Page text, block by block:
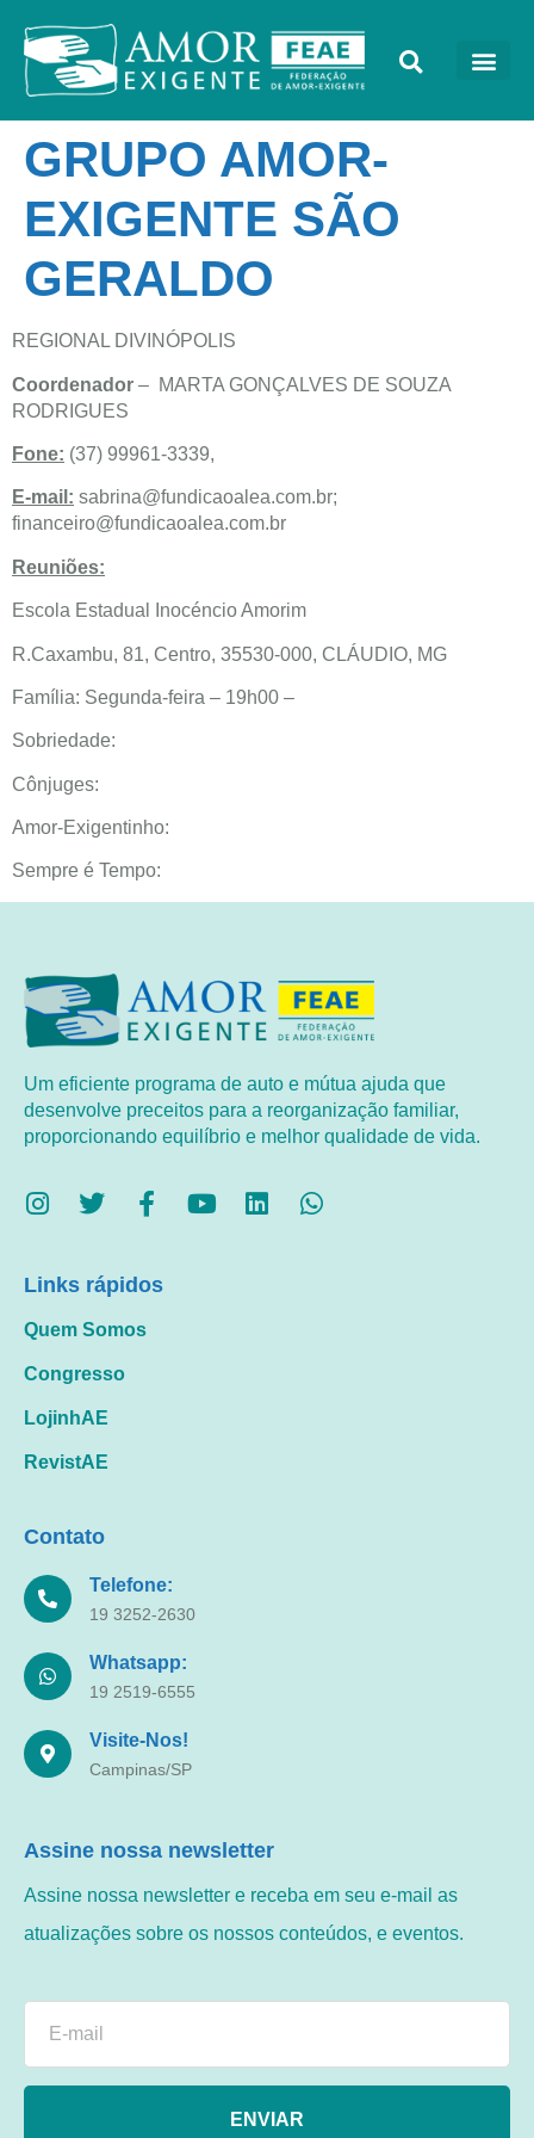
GRUPO AMOR-
EXIGENTE SÃO
GERALDO
REGIONAL DIVINÓPOLIS
Coordenador – MARTA GONÇALVES DE SOUZA
RODRIGUES
Fone: (37) 99961-3339,
E-mail: sabrina@fundicaoalea.com.br;
financeiro@fundicaoalea.com.br
Reuniões:
Escola Estadual Inocéncio Amorim
R.Caxambu, 81, Centro, 35530-000, CLÁUDIO, MG
Família: Segunda-feira – 19h00 –
Sobriedade:
Cônjuges:
Amor-Exigentinho:
Sempre é Tempo:
Um eficiente programa de auto e mútua ajuda que
desenvolve preceitos para a reorganização familiar,
proporcionando equilíbrio e melhor qualidade de vida.
Links rápidos
Quem Somos
Congresso
LojinhAE
RevistAE
Contato
Telefone:
19 3252-2630
Whatsapp:
19 2519-6555
Visite-Nos!
Campinas/SP
Assine nossa newsletter
Assine nossa newsletter e receba em seu e-mail as
atualizações sobre os nossos conteúdos, e eventos.
ENVIAR